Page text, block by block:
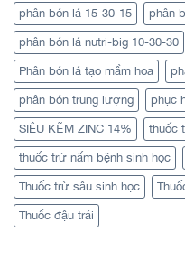
phân bón lá 15-30-15 phân
phân bón lá nutri-big 10-30-30
Phân bón lá tạo mầm hoa
phân bón trung lượng phục
SIÊU KẼM ZINC 14% thuốc
thuốc trừ nấm bệnh sinh học
Thuốc trừ sâu sinh học
Thuốc đậu trái